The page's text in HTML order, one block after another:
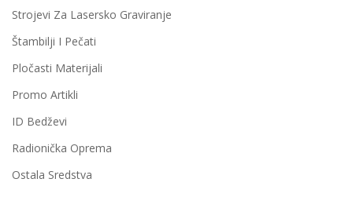
Strojevi Za Lasersko Graviranje
Štambilji I Pečati
Pločasti Materijali
Promo Artikli
ID Bedževi
Radionička Oprema
Ostala Sredstva